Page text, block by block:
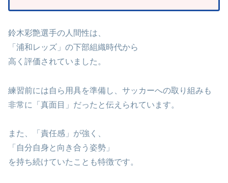
鈴木彩艶選手の人間性は、
「浦和レッズ」の下部組織時代から
高く評価されていました。
練習前には自ら用具を準備し、サッカーへの取り組みも
非常に「真面目」だったと伝えられています。
また、「責任感」が強く、
「自分自身と向き合う姿勢」
を持ち続けていたことも特徴です。